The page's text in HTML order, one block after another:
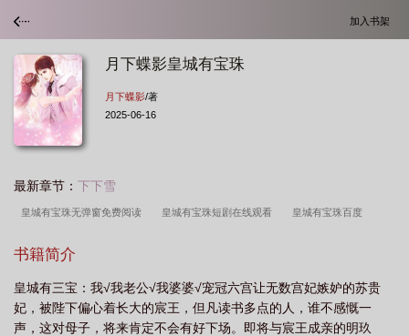
加入书架
月下蝶影皇城有宝珠
月下蝶影/著
2025-06-16
最新章节： 下下雪
皇城有宝珠无弹窗免费阅读 皇城有宝珠短剧在线观看 皇城有宝珠百度
珠百度资源
费阅读 皇城有宝珠txt百度链接 皇城有宝珠by月下蝶影 皇城有宝珠免费阅
读 皇城有宝珠 百度 皇城有宝珠月下蝶影 皇城有宝珠txt 皇城有宝珠番
书籍简介
皇城有三宝：我√我老公√我婆婆√宠冠六宫让无数宫妃嫉妒的苏贵
妃，被陛下偏心着长大的宸王，但凡读书多点的人，谁不感慨一
声，这对母子，将来肯定不会有好下场。即将与宸王成亲的明玖